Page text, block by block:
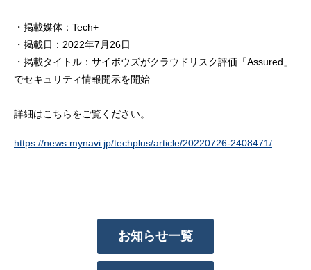
お役立ち資料
・掲載媒体：Tech+
・掲載日：2022年7月26日
・掲載タイトル：サイボウズがクラウドリスク評価「Assured」
でセキュリティ情報開示を開始
詳細はこちらをご覧ください。
https://news.mynavi.jp/techplus/article/20220726-2408471/
お知らせ一覧